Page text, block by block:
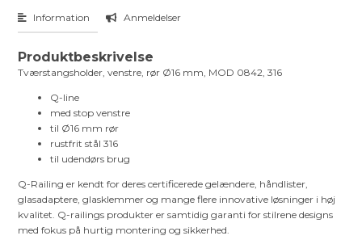
Information Anmeldelser
Produktbeskrivelse
Tværstangsholder, venstre, rør Ø16 mm, MOD 0842, 316
Q-line
med stop venstre
til Ø16 mm rør
rustfrit stål 316
til udendørs brug
Q-Railing er kendt for deres certificerede gelændere, håndlister,
glasadaptere, glasklemmer og mange flere innovative løsninger i høj
kvalitet. Q-railings produkter er samtidig garanti for stilrene designs
med fokus på hurtig montering og sikkerhed.